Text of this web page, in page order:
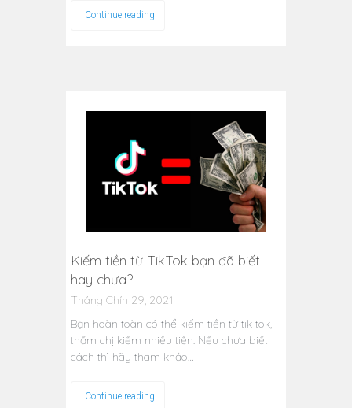
Continue reading
Kiếm tiền từ TikTok bạn đã biết
hay chưa?
Tháng Chín 29, 2021
Bạn hoàn toàn có thể kiếm tiền từ tik tok,
thấm chị kiềm nhiều tiền. Nếu chưa biết
cách thì hãy tham khảo…
Continue reading